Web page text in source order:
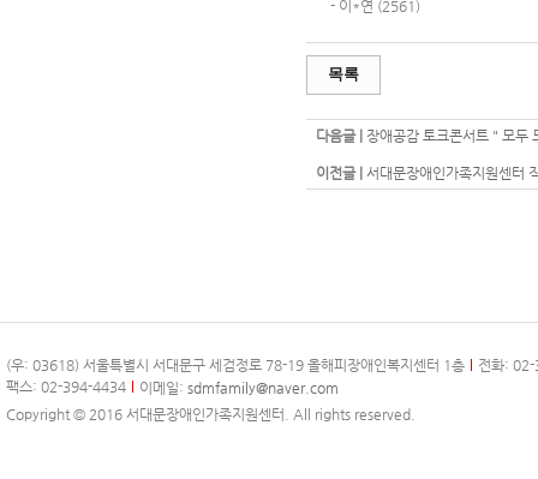
- 이*연 (2561)
목록
다음글 | 장애공감 토크콘서트 " 모두
이전글 | 서대문장애인가족지원센터
(우: 03618) 서울특별시 서대문구 세검정로 78-19 올해피장애인복지센터 1층
전화:
팩스: 02-394-4434
이메일: sdmfamily@naver.com
Copyright © 2016 서대문장애인가족지원센터. All rights reserved.